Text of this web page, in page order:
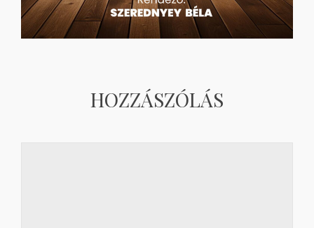
HOZZÁSZÓLÁS